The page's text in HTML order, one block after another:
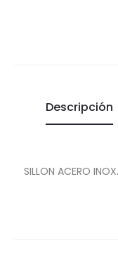
Descripción
SILLON ACERO